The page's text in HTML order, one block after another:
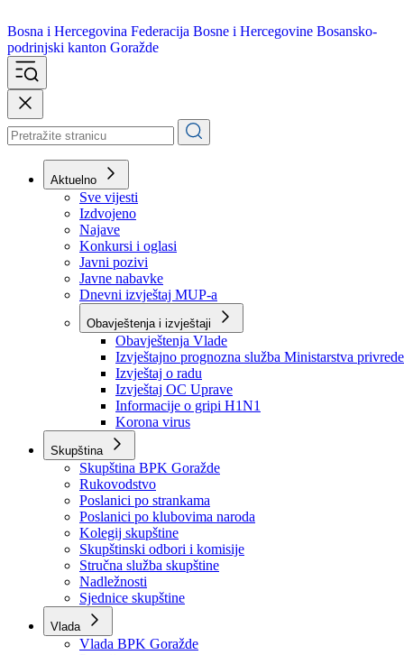
Bosna i Hercegovina
podrinjski kanton Goražde
Aktuelno
Sve vijesti
Izdvojeno
Najave
Konkursi i oglasi
Javni pozivi
Javne nabavke
Dnevni izvještaj MUP-a
Obavještenja i izvještaji
Obavještenja Vlade
Izvještajno prognozna služba Ministarstva privrede
Izvještaj o radu
Izvještaj OC Uprave
Informacije o gripi H1N1
Korona virus
Skupština
Skupština BPK Goražde
Rukovodstvo
Poslanici po strankama
Poslanici po klubovima naroda
Kolegij skupštine
Skupštinski odbori i komisije
Stručna služba skupštine
Nadležnosti
Sjednice skupštine